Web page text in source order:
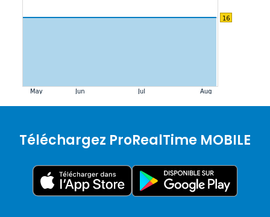
Téléchargez ProRealTime MOBILE